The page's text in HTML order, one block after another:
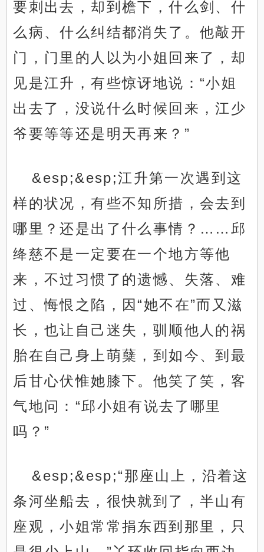
要刺出去，却到檐下，什么剑、什
么病、什么纠结都消失了。他敲开
门，门里的人以为小姐回来了，却
见是江升，有些惊讶地说：“小姐
出去了，没说什么时候回来，江少
爷要等等还是明天再来？”
&esp;&esp;江升第一次遇到这
样的状况，有些不知所措，会去到
哪里？还是出了什么事情？……邱
绛慈不是一定要在一个地方等他
来，不过习惯了的遗憾、失落、难
过、悔恨之陷，因“她不在”而又滋
长，也让自己迷失，驯顺他人的祸
胎在自己身上萌蘖，到如今、到最
后甘心伏惟她膝下。他笑了笑，客
气地问：“邱小姐有说去了哪里
吗？”
&esp;&esp;“那座山上，沿着这
条河坐船去，很快就到了，半山有
座观，小姐常常捐东西到那里，只